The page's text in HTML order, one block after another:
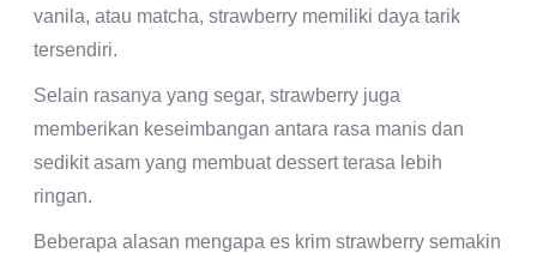
vanila, atau matcha, strawberry memiliki daya tarik
tersendiri.
Selain rasanya yang segar, strawberry juga
memberikan keseimbangan antara rasa manis dan
sedikit asam yang membuat dessert terasa lebih
ringan.
Beberapa alasan mengapa es krim strawberry semakin